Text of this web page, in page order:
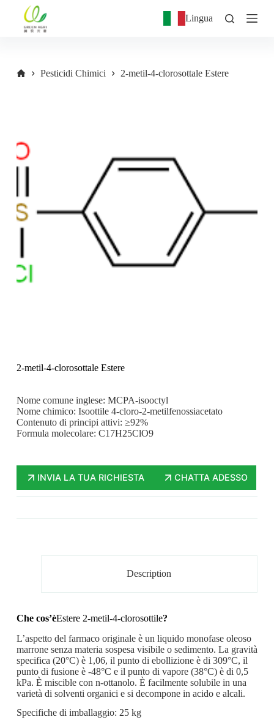
n
u
Lingua
Pesticidi Chimici 2-metil-4-clorosottale Estere
2-metil-4-clorosottale Estere
Nome comune inglese: MCPA-isooctyl
Nome chimico: Isoottile 4-cloro-2-metilfenossiacetato
Contenuto di principi attivi: ≥92%
Formula molecolare: C17H25ClO9
INVIA LA TUA RICHIESTA CHATTA ADESSO
Description
Che cos’èEstere 2-metil-4-clorosottile?
L’aspetto del farmaco originale è un liquido monofase oleoso
marrone senza materia sospesa visibile o sedimento. La gravità
specifica (20°C) è 1,06, il punto di ebollizione è di 309°C, il
punto di fusione è -48°C e il punto di vapore (38°C) è di 0,5
kPa. È miscible con n-ottanolo. È facilmente solubile in una
varietà di solventi organici e si decompone in acido e alcali.
Specifiche di imballaggio: 25 kg